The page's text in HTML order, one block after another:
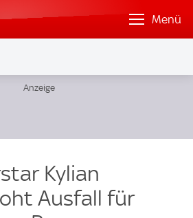
Menü
Kylian
Ausfall für